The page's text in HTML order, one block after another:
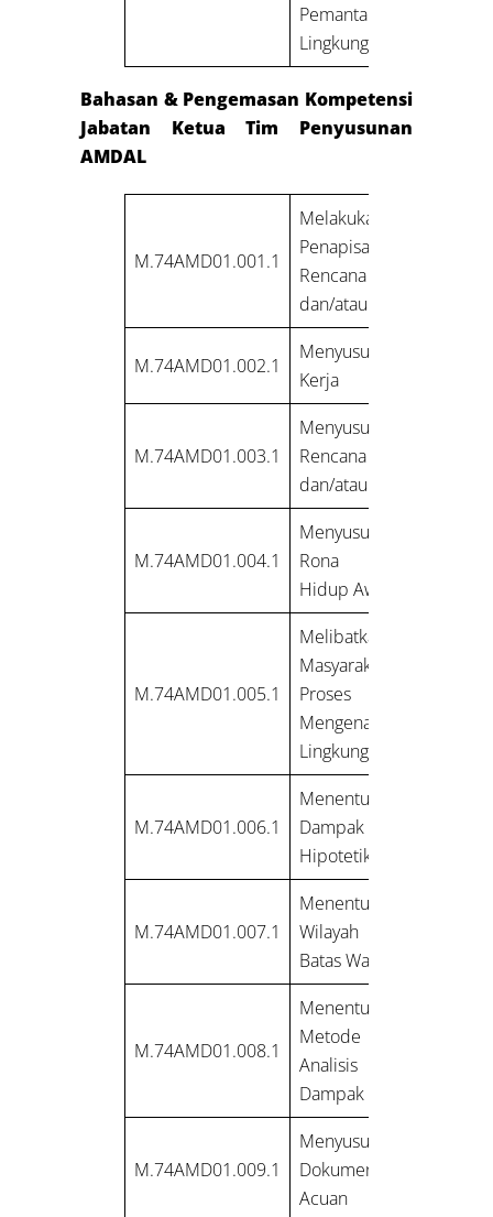
Pemantauan
Lingkungan
Bahasan & Pengemasan Kompetensi
Jabatan Ketua Tim Penyusunan
AMDAL
M.74AMD01.001.1
Melakukan
Penapisan Jenis
Rencana Usaha
dan/atau Kegiatan
M.74AMD01.002.1
Menyusun Rencana
Kerja
M.74AMD01.003.1
Menyusun Deskripsi
Rencana Usaha
dan/atau Kegiatan
M.74AMD01.004.1
Menyusun Deskripsi
Rona Lingkungan
Hidup Awal
M.74AMD01.005.1
Melibatkan
Masyarakat dalam
Proses Analisis
Mengenai Dampak
Lingkungan
M.74AMD01.006.1
Menentukan
Dampak Penting
Hipotetik
M.74AMD01.007.1
Menentukan Batas
Wilayah Studi dan
Batas Waktu Kajian
M.74AMD01.008.1
Menentukan
Metode Studi
Analisis Mengenai
Dampak Lingkungan
M.74AMD01.009.1
Menyusun
Dokumen Kerangka
Acuan